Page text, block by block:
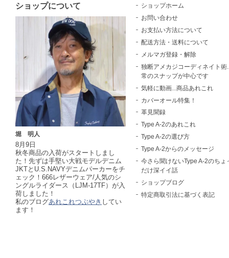
ショップについて
堀 明人
8月9日
秋冬商品の入荷がスタートしまし
た！先ずは手堅い大戦モデルデニム
JKTとU.S.NAVYデニムパーカーをチ
ェック！666レザーウェア/人気のシ
ングルライダース（LJM-17TF）が入
荷しました！
私のブログあれこれつぶやき してい
ます！
ショップホーム
お問い合わせ
お支払い方法について
配送方法・送料について
メルマガ登録・解除
独断アメカジコーディネイト術
常のスナップが中心です
気軽に動画...商品あれこれ
カバーオール特集！
革見聞録
Type A-2のあれこれ
Type A-2の選び方
Type A-2からのメッセージ
今さら聞けないType A-2のちょ
だけ深イイ話
ショップブログ
特定商取引法に基づく表記